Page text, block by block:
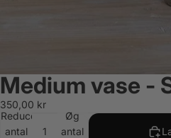
Medium vase -
350,00 kr
Reducer
antal
Øg
antal